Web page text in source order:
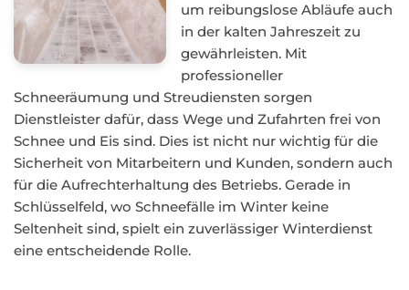
um reibungslose Abläufe auch
in der kalten Jahreszeit zu
gewährleisten. Mit
professioneller
Schneeräumung und Streudiensten sorgen
Dienstleister dafür, dass Wege und Zufahrten frei von
Schnee und Eis sind. Dies ist nicht nur wichtig für die
Sicherheit von Mitarbeitern und Kunden, sondern auch
für die Aufrechterhaltung des Betriebs. Gerade in
Schlüsselfeld, wo Schneefälle im Winter keine
Seltenheit sind, spielt ein zuverlässiger Winterdienst
eine entscheidende Rolle.